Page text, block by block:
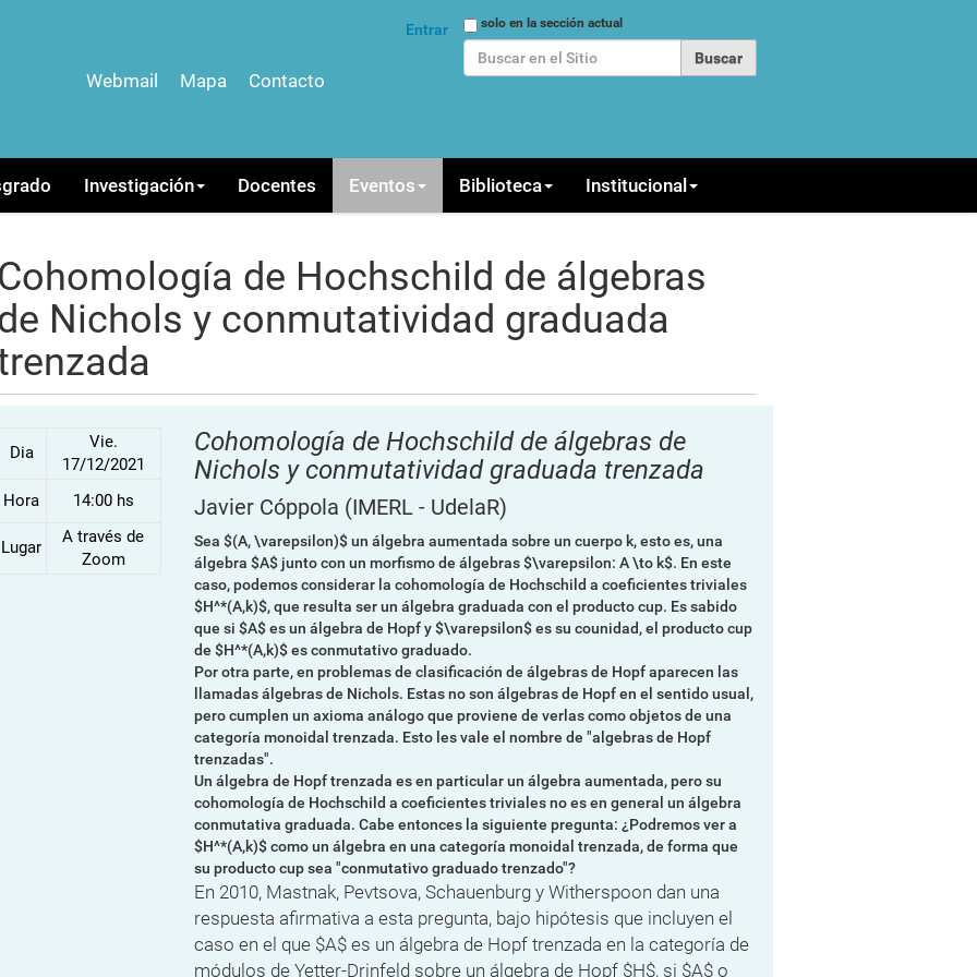
Buscarsolo en la sección actual
Entrar
Webmail Mapa Contacto
Investigación Docentes Eventos Biblioteca Institucional
de Hochschild de álgebras
Nichols y conmutatividad graduada
Dia
Vie.
17/12/2021
Hora
14:00 hs
Lugar
A través de
Zoom
Cohomología de Hochschild de álgebras de
Nichols y conmutatividad graduada trenzada
Javier Cóppola (IMERL - UdelaR)
Sea $(A, \varepsilon)$ un álgebra aumentada sobre un cuerpo k, esto es, una
álgebra $A$ junto con un morfismo de álgebras $\varepsilon: A \to k$. En este
caso, podemos considerar la cohomología de Hochschild a coeficientes triviales
$H^*(A,k)$, que resulta ser un álgebra graduada con el producto cup. Es sabido
que si $A$ es un álgebra de Hopf y $\varepsilon$ es su counidad, el producto cup
de $H^*(A,k)$ es conmutativo graduado.
Por otra parte, en problemas de clasificación de álgebras de Hopf aparecen las
llamadas álgebras de Nichols. Estas no son álgebras de Hopf en el sentido usual,
pero cumplen un axioma análogo que proviene de verlas como objetos de una
categoría monoidal trenzada. Esto les vale el nombre de "algebras de Hopf
trenzadas".
Un álgebra de Hopf trenzada es en particular un álgebra aumentada, pero su
cohomología de Hochschild a coeficientes triviales no es en general un álgebra
conmutativa graduada. Cabe entonces la siguiente pregunta: ¿Podremos ver a
$H^*(A,k)$ como un álgebra en una categoría monoidal trenzada, de forma que
su producto cup sea "conmutativo graduado trenzado"?
En 2010, Mastnak, Pevtsova, Schauenburg y Witherspoon dan una
respuesta afirmativa a esta pregunta, bajo hipótesis que incluyen el
caso en el que $A$ es un álgebra de Hopf trenzada en la categoría de
módulos de Yetter-Drinfeld sobre un álgebra de Hopf $H$, si $A$ o